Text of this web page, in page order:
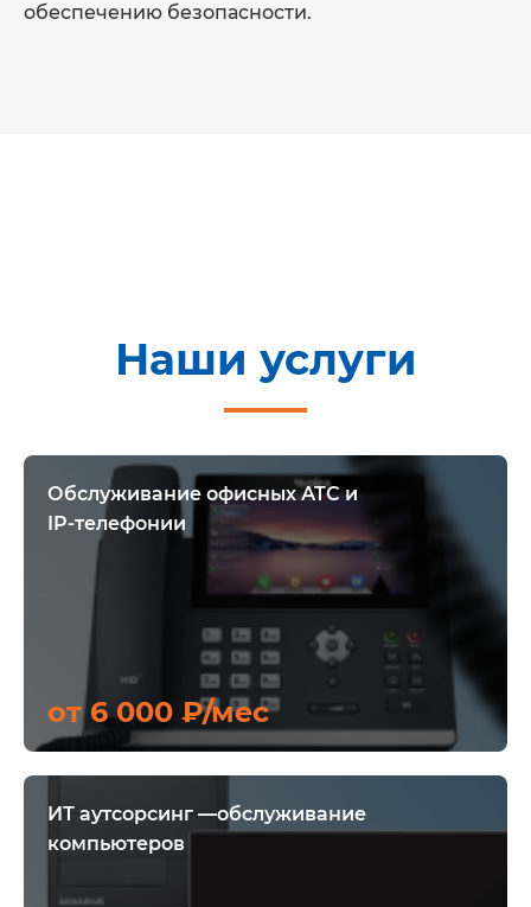
обеспечению безопасности.
Наши услуги
Обслуживание офисных АТС и
IP-телефонии
от 6 000 ₽/мес
ИТ аутсорсинг —обслуживание
компьютеров